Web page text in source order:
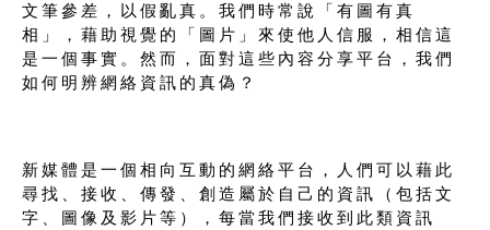
文筆參差，以假亂真。我們時常說「有圖有真
相」，藉助視覺的「圖片」來使他人信服，相信這
是一個事實。然而，面對這些內容分享平台，我們
如何明辨網絡資訊的真偽？
新媒體是一個相向互動的網絡平台，人們可以藉此
尋找、接收、傳發、創造屬於自己的資訊（包括文
字、圖像及影片等），每當我們接收到此類資訊